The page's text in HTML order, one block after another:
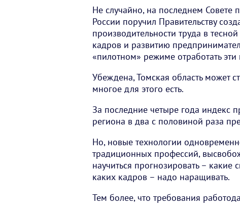
Не случайно, на последнем Совете
России поручил Правительству
производительности труда в
кадров и развитию
«пилотном» режиме отработать
Убеждена, Томская область может
многое для этого есть.
За последние четыре года индекс
региона в два с половиной раза
Но, новые технологии
традиционных профессий,
научиться прогнозировать – какие
каких кадров – надо наращивать.
Тем более, что требования